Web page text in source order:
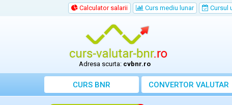
Calculator salarii Curs mediu lunar Cursul
Adresa scurta: cvbnr.ro
CURS BNR CONVERTOR VALUTAR